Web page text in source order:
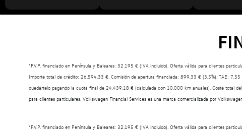
*P.V.P. financiado en Península y Baleares: 32.195 € (IVA incluido). Oferta válida para clientes
Importe total de crédito: 26.594,33 €. Comisión de apertura financiada: 899,33 € (3,5%). TAE:
quedártelo pagando la cuota final de 24.439,18 € (calculada con 10.000 km anuales). Coste total
para clientes particulares. Volkswagen Financial Services es una marca comercializada por
*P.V.P. financiado en Península y Baleares: 32.195 € (IVA incluido). Oferta válida para clientes